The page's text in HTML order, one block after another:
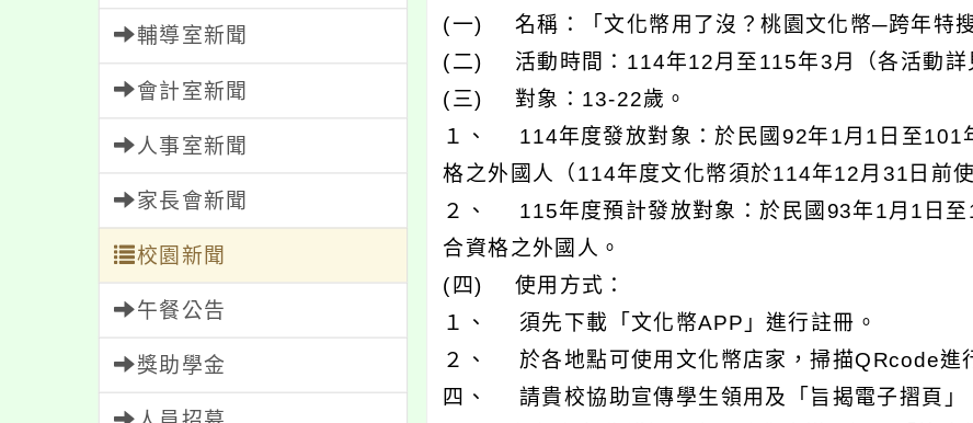
輔導室新聞
會計室新聞
人事室新聞
家長會新聞
校園新聞
午餐公告
獎助學金
(一) 名稱：「文化幣用了沒？桃園文化幣─跨年特
(二) 活動時間：114年12月至115年3月（各活動詳
(三) 對象：13-22歲。
１、 114年度發放對象：於民國92年1月1日至101
格之外國人（114年度文化幣須於114年12月31日前
２、 115年度預計發放對象：於民國93年1月1日至
合資格之外國人。
(四) 使用方式：
１、 須先下載「文化幣APP」進行註冊。
２、 於各地點可使用文化幣店家，掃描QRcode進
四、 請貴校協助宣傳學生領用及「旨揭電子摺頁」